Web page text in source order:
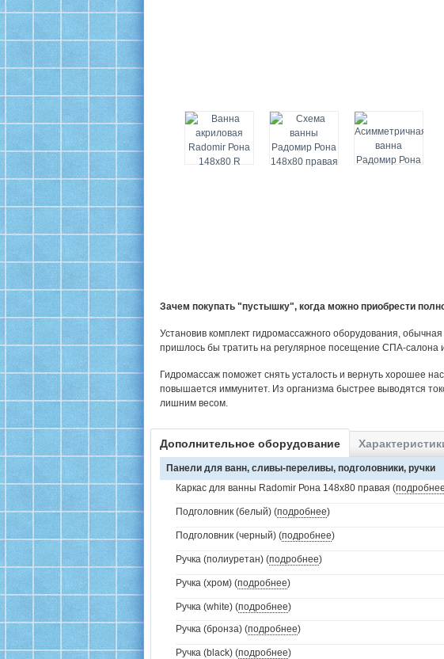
Зачем покупать "пустышку", когда можно приобрести
Установив комплект гидромассажного оборудования,
пришлось бы тратить на регулярное посещение СПА-салона
Гидромассаж поможет снять усталость и вернуть хорошее
повышается иммунитет. Из организма быстрее выводятся
лишним весом.
Дополнительное оборудование
Панели для ванн, сливы-переливы, подголовники, ручки
Каркас для ванны Radomir Рона 148х80 правая (подробнее
Подголовник (белый) (подробнее)
Подголовник (черный) (подробнее)
Ручка (полиуретан) (подробнее)
Ручка (хром) (подробнее)
Ручка (white) (подробнее)
Ручка (бронза) (подробнее)
Ручка (black) (подробнее)